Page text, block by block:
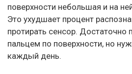
поверхности небольшая и на
Это ухудшает процент
протирать сенсор. Достаточно
пальцем по поверхности, но
каждый день.